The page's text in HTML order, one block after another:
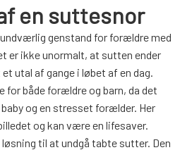
en suttesnor
genstand for forældre med
er ikke unormalt, at sutten ender
utal af gange i løbet af en dag.
både forældre og barn, da det
og en stresset forælder. Her
og kan være en lifesaver.
til at undgå tabte sutter. Den